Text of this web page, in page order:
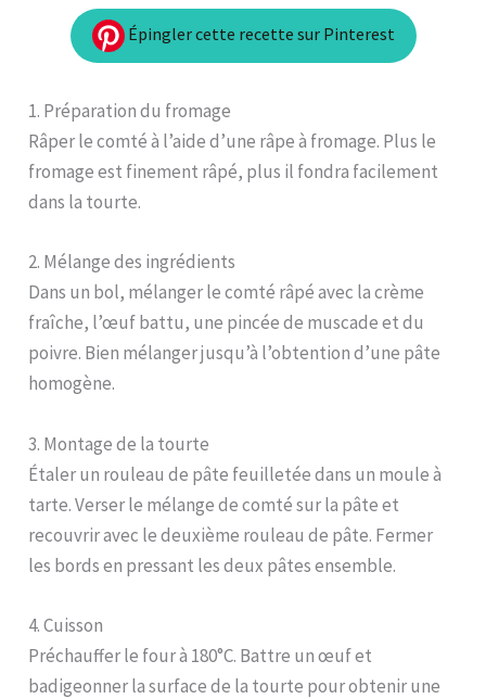
Épingler cette recette sur Pinterest
1. Préparation du fromage
Râper le comté à l’aide d’une râpe à fromage. Plus le
fromage est finement râpé, plus il fondra facilement
dans la tourte.
2. Mélange des ingrédients
Dans un bol, mélanger le comté râpé avec la crème
fraîche, l’œuf battu, une pincée de muscade et du
poivre. Bien mélanger jusqu’à l’obtention d’une pâte
homogène.
3. Montage de la tourte
Étaler un rouleau de pâte feuilletée dans un moule à
tarte. Verser le mélange de comté sur la pâte et
recouvrir avec le deuxième rouleau de pâte. Fermer
les bords en pressant les deux pâtes ensemble.
4. Cuisson
Préchauffer le four à 180°C. Battre un œuf et
badigeonner la surface de la tourte pour obtenir une